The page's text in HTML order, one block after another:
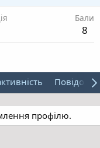
Бали
8
профілю.